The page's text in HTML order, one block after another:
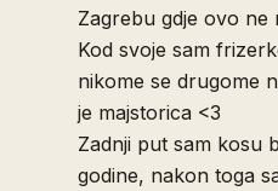
Zagrebu gdje ovo ne
Kod svoje sam
nikome se drugome
je majstorica <3
Zadnji put sam kosu
godine, nakon toga